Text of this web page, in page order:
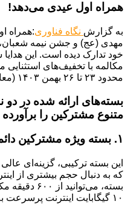
همراه اول عیدی می‌دهد!
به گزارش نگاه فناوری:همراه
مهدی (عج) و جشن نیمه شعبان،
خود تدارک دیده است. این
مکالمه با تخفیف‌های استثنایی
محدود ۲۳ تا ۲۶ بهمن ۱۴۰۳ (معادل با ۱۰ روز) از آنها بهره‌مند شوید.
بسته‌های ارائه شده در دو
متنوع مشترکین را
۱. بسته ویژه مشترکین دائمی و اعتباری:
این بسته ترکیبی، گزینه‌ای
که به دنبال حجم بیشتری از
بسته،
۱۰ گیگابایت اینترنت پرسرعت به مدت ۱۰ روز استفاده کنید.